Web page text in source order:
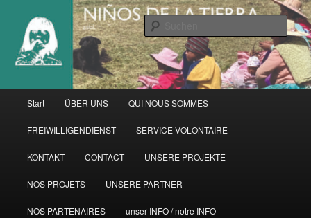
primären
Inhalt
springen
Start ÜBER UNS QUI NOUS SOMMES
FREIWILLIGENDIENST SERVICE VOLONTAIRE
KONTAKT CONTACT UNSERE PROJEKTE
NOS PROJETS UNSERE PARTNER
NOS PARTENAIRES unser INFO / notre INFO